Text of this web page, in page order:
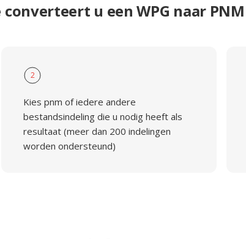
converteert u een WPG naar PNM
2
Kies pnm of iedere andere
bestandsindeling die u nodig heeft als
resultaat (meer dan 200 indelingen
worden ondersteund)